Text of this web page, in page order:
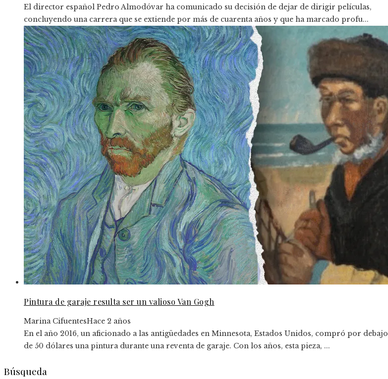
El director español Pedro Almodóvar ha comunicado su decisión de dejar de dirigir películas,
concluyendo una carrera que se extiende por más de cuarenta años y que ha marcado profu...
Pintura de garaje resulta ser un valioso Van Gogh
Marina CifuentesHace 2 años
En el año 2016, un aficionado a las antigüedades en Minnesota, Estados Unidos, compró por debajo
de 50 dólares una pintura durante una reventa de garaje. Con los años, esta pieza, ...
Búsqueda